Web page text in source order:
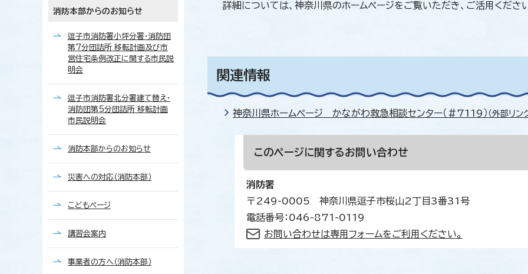
詳細については、神奈川県のホームページをご覧いただき、ご活用くださ
関連情報
神奈川県ホームページ かながわ救急相談センター（＃7119） （外部リン
このページに関するお問い合わせ
消防署
〒249-0005 神奈川県逗子市桜山2丁目3番31号
電話番号：046-871-0119
お問い合わせは専用フォームをご利用ください。
消防本部からのお知らせ
逗子市消防署小坪分署・消防団
第7分団詰所 移転計画及び市
営住宅条例改正に関する市民説
明会
逗子市消防署北分署建て替え・
消防団第5分団詰所 移転計画
市民説明会
消防本部からのお知らせ
災害への対応（消防本部）
こどもページ
講習会案内
事業者の方へ（消防本部）